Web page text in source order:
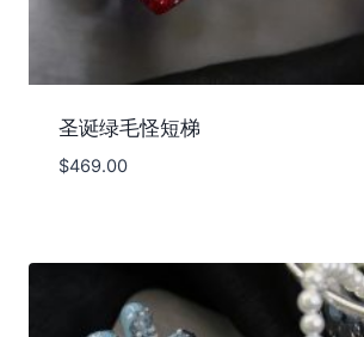
圣诞绿毛怪短梯
$469.00